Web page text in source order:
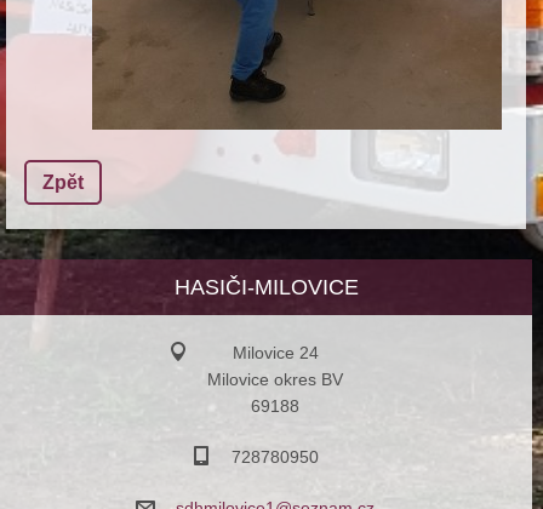
Zpět
HASIČI-MILOVICE
Milovice 24
Milovice okres BV
69188
728780950